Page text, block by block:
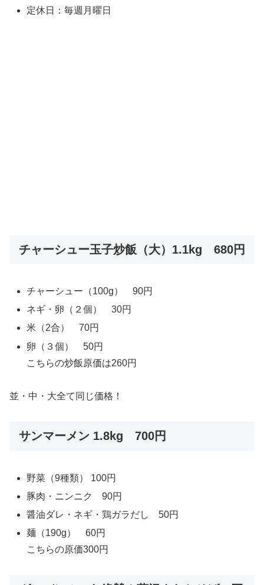
定休日：毎週月曜日
チャーシュー玉子炒飯（大）1.1kg 680円
チャーシュー（100g） 90円
ネギ・卵（２個） 30円
米（2合） 70円
卵（３個） 50円
こちらの炒飯原価は260円
並・中・大全て同じ価格！
サンマーメン 1.8kg 700円
野菜（9種類） 100円
豚肉・ニンニク 90円
醤油ダレ・ネギ・鶏ガラだし 50円
麺（190g） 60円
こちらの原価300円